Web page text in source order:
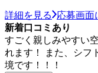
詳細を見る
応募画面
新着口コミあり
すごく親しみやすい
れます！ また、シフ
境です！！！